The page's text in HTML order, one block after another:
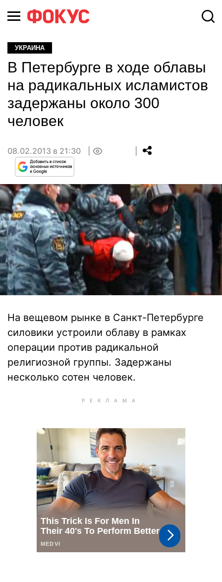
УКРАИНА
В Петербурге в ходе облавы
на радикальных исламистов
задержаны около 300
человек
08.02.2013 в 21:30
На вещевом рынке в Санкт-Петербурге
силовики устроили облаву в рамках
операции против радикальной
религиозной группы. Задержаны
несколько сотен человек.